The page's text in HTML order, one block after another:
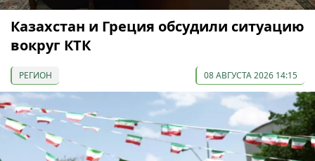
Казахстан и Греция обсудили ситуацию
вокруг КТК
РЕГИОН 08 АВГУСТА 2026 14:15